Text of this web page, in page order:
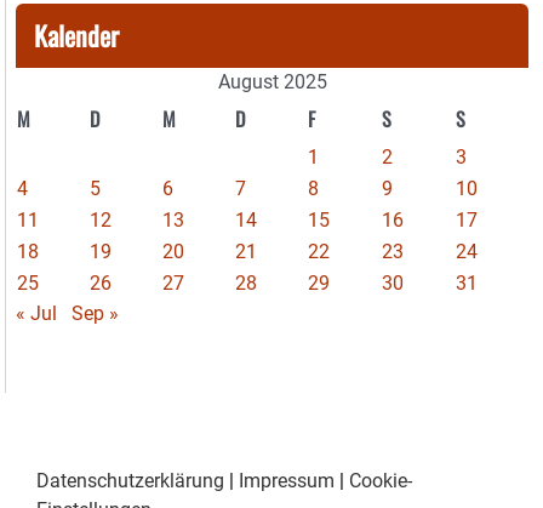
Kalender
August 2025
M D M D F S S
1 2
3
4
5 6 7 8 9
10
11
12 13 14 15 16
17
18
19 20 21 22 23
24
25
26 27 28 29 30
31
« Jul
Sep »
Datenschutzerklärung Impressum
Cookie-